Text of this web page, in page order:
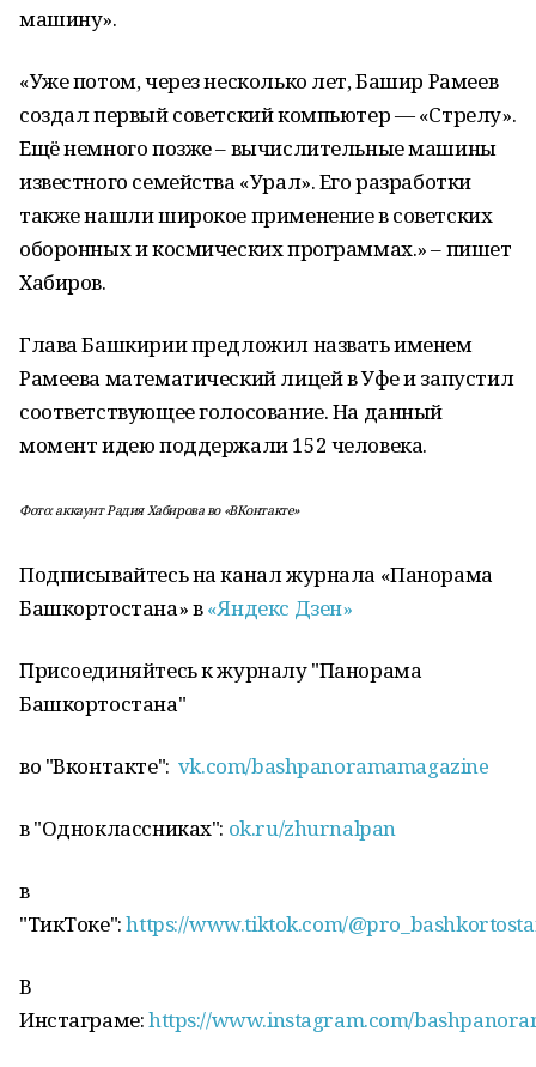
машину».
«Уже потом, через несколько лет, Башир Рамеев
создал первый советский компьютер — «Стрелу».
Ещё немного позже – вычислительные машины
известного семейства «Урал». Его разработки
также нашли широкое применение в советских
оборонных и космических программах.» – пишет
Хабиров.
Глава Башкирии предложил назвать именем
Рамеева математический лицей в Уфе и запустил
соответствующее голосование. На данный
момент идею поддержали 152 человека.
Фото: аккаунт Радия Хабирова во «ВКонтакте»
Подписывайтесь на канал журнала «Панорама
Башкортостана» в«Яндекс Дзен»
Присоединяйтесь к журналу "Панорама
Башкортостана"
во "Вконтакте": vk.com/bashpanoramamagazine
в "Одноклассниках": ok.ru/zhurnalpan
в
"ТикТоке":https://www.tiktok.com/
В
Инстаграме:https://www.instagram.com/